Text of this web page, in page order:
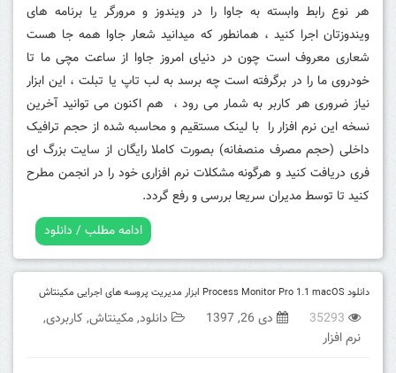
هر نوع رابط وابسته به جاوا را در ویندوز و مرورگر یا برنامه های
ویندوزتان اجرا کنید ، همانطور که میدانید شعار جاوا همه جا هست
شعاری معروف است چون در دنیای امروز جاوا از ساعت مچی ما تا
خودروی ما را در برگرفته است چه برسد به لب تاپ یا تبلت ، این ابزار
نیاز ضروری هر کاربر به شمار می رود ، هم اکنون می توانید آخرین
نسخه این نرم افزار را با لینک مستقیم و محاسبه شده از حجم ترافیک
داخلی (حجم مصرف منصفانه) بصورت کاملا رایگان از سایت بزرگ ای
فری دریافت کنید و هرگونه مشکلات نرم افزاری خود را در انجمن مطرح
کنید تا توسط مدیران سریعا بررسی و رفع گردد.
ادامه مطلب / دانلود
دانلود Process Monitor Pro 1.1 macOS ابزار مدیریت پروسه های اجرایی مکینتاش
35293 دی 26, 1397 دانلود,مکینتاش, کاربردی,
نرم افزار